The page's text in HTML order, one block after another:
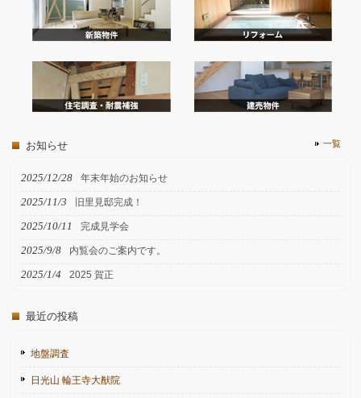
お知らせ 一覧
2025/12/28 年末年始のお知らせ
2025/11/3 旧里見邸完成！
2025/10/11 完成見学会
2025/9/8 内覧会のご案内です。
2025/1/4 2025 賀正
最近の投稿
地盤調査
日光山 輪王寺大猷院